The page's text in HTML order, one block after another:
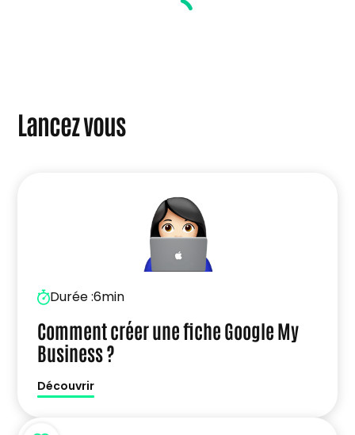
Lancez vous
Durée :6min
Comment créer une fiche Google My
Business ?
Découvrir